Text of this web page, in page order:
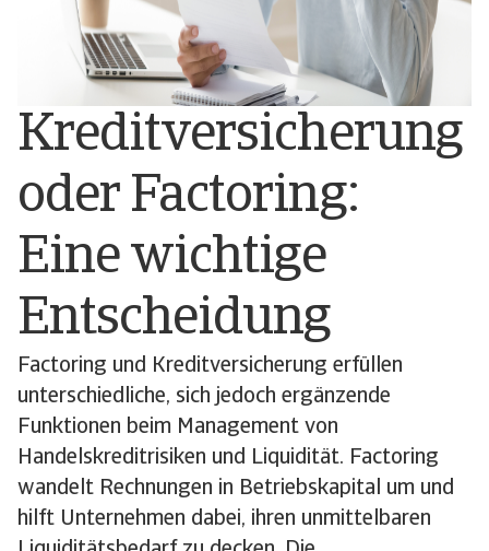
Kreditversicherung
oder Factoring:
Eine wichtige
Entscheidung
Factoring und Kreditversicherung erfüllen
unterschiedliche, sich jedoch ergänzende
Funktionen beim Management von
Handelskreditrisiken und Liquidität. Factoring
wandelt Rechnungen in Betriebskapital um und
hilft Unternehmen dabei, ihren unmittelbaren